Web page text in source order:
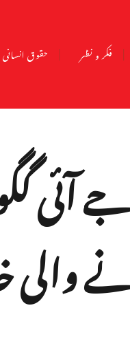
فکر و نظر حقوق انسانی
والی